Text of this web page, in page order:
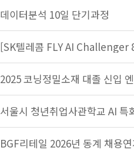
데이터분석 10일 단기과정
[SK텔레콤 FLY AI Challenger
2025 코닝정밀소재 대졸 신입
서울시 청년취업사관학교 AI
BGF리테일 2026년 동계 채용